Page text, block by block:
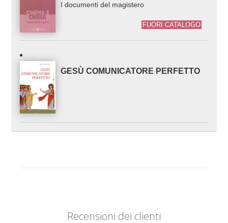
I documenti del magistero
FUORI CATALOGO
GESÙ COMUNICATORE PERFETTO
Recensioni dei clienti